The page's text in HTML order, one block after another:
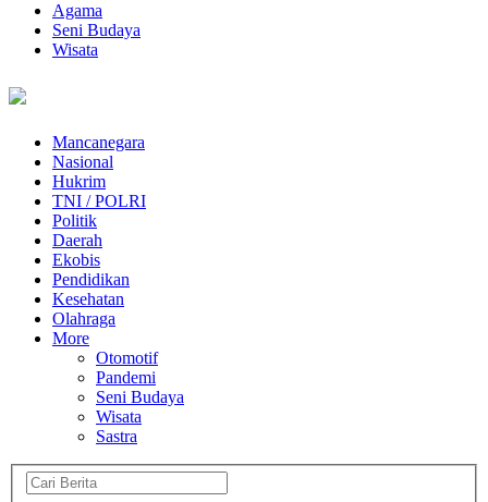
Agama
Seni Budaya
Wisata
Mancanegara
Nasional
Hukrim
TNI / POLRI
Politik
Daerah
Ekobis
Pendidikan
Kesehatan
Olahraga
More
Otomotif
Pandemi
Seni Budaya
Wisata
Sastra